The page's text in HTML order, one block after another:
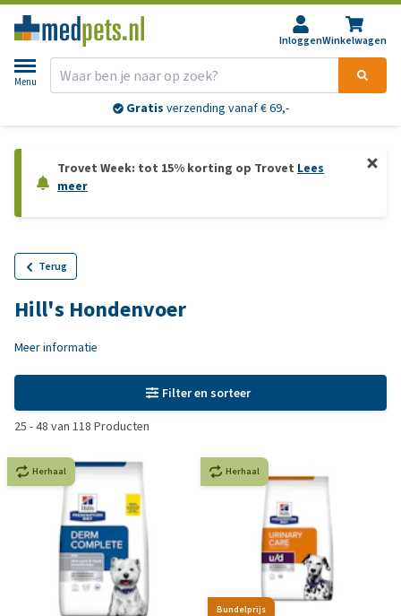
InloggenWinkelwagen
Menu
Gratis verzending vanaf € 69,-
Trovet Week: tot 15% korting op Trovet Lees
meer
Terug
Hill's Hondenvoer
Meer informatie
Filter en sorteer
25 -48 van 118 Producten
Herhaal
Bundelprijs
Herhaal